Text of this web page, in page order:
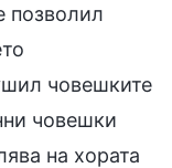
позволил
човешките
човешки
на хората